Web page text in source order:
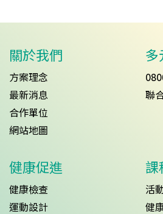
關於我們
方案理念
最新消息
合作單位
網站地圖
多
聯
健康促進
健康檢查
運動設計
課
活
健